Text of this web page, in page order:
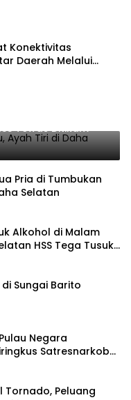
Konektivitas
Daerah Melalui
dan Ibu, Ayah
Tewas Ditikam
Pria di Tumbukan
Selatan
Alkohol di Malam
HSS Tega Tusuk
Sungai Barito
Negara
Satresnarkoba
Tornado, Peluang